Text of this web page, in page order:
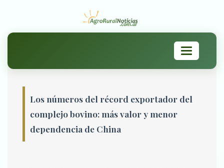
Toggle
navigation
Los números del récord exportador del
complejo bovino: más valor y menor
dependencia de China